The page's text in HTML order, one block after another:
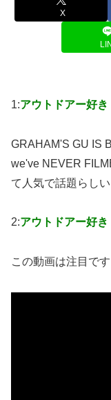
X
1:アウトドアー好き
GRAHAM'S GU IS
we've NEVER
て人気で話題らし
2:アウトドアー好き
この動画は注目です